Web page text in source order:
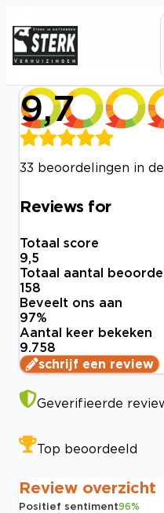
9,7
33 beoordelingen in
Reviews for
Totaal score
9,5
Totaal aantal
158
Beveelt ons aan
97%
Aantal keer bekeken
9.758
schrijf een review
Geverifieerde
Top beoordeeld
Review overzicht
Positief sentiment96%